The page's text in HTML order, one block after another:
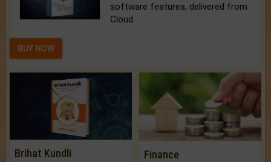
software features, delivered from
Cloud.
BUY NOW
Brihat Kundli Finance